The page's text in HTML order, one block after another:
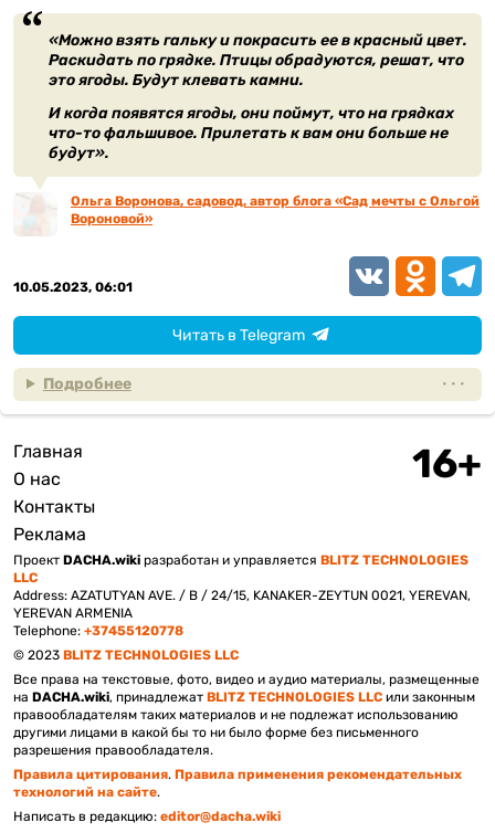
«Можно взять гальку и покрасить ее в красный цвет.
Раскидать по грядке. Птицы обрадуются, решат, что
это ягоды. Будут клевать камни.
И когда появятся ягоды, они поймут, что на грядках
что-то фальшивое. Прилетать к вам они больше не
будут».
Ольга Воронова, садовод, автор блога «Сад мечты с Ольгой
Вороновой»
10.05.2023, 06:01
VK
Читать в Telegram
Подробнее
Подвал
Главная
О нас
Контакты
Реклама
Проект DACHA.wiki разработан и управляется BLITZ TECHNOLOGIES
LLC
Address: AZATUTYAN AVE. / B / 24/15, KANAKER-ZEYTUN 0021, YEREVAN,
YEREVAN ARMENIA
Telephone: +37455120778
© 2023 BLITZ TECHNOLOGIES LLC
Все права на текстовые, фото, видео и аудио материалы, размещенные
на DACHA.wiki, принадлежат BLITZ TECHNOLOGIES LLC или законным
правообладателям таких материалов и не подлежат использованию
другими лицами в какой бы то ни было форме без письменного
разрешения правообладателя.
Правила цитирования. Правила применения рекомендательных
технологий на сайте.
Написать в редакцию: editor@dacha.wiki